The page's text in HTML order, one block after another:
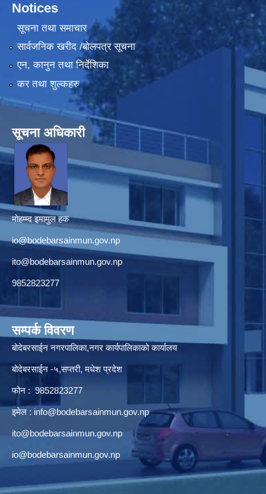
Notices
सूचना तथा समाचार
सार्वजनिक खरीद /बोलपत्र सूचना
एन, कानुन तथा निर्देशिका
कर तथा शुल्कहरु
सूचना अधिकारी
मोहम्म्द इमामुल हक
io@bodebarsainmun.gov.np
ito@bodebarsainmun.gov.np
9852823277
सम्पर्क विवरण
बोदेबरसाईन नगरपालिका,नगर कार्यपालिकाको कार्यालय
बोदेबरसाईन -५,सप्तरी, मधेश प्रदेश
फोन : 9852823277
इमेल : info@bodebarsainmun.gov.np
ito@bodebarsainmun.gov.np
io@bodebarsainmun.gov.np